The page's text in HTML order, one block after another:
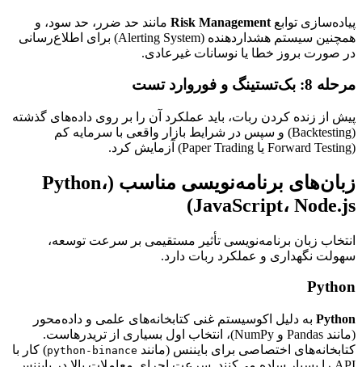
پیاده‌سازی توابع Risk Management مانند حد ضرر، حد سود، و
همچنین سیستم هشداردهنده (Alerting System) برای اطلاع‌رسانی
در صورت بروز خطا یا نوسانات غیرعادی.
مرحله 8: بک‌تستینگ و فوروارد تست
پیش از زنده کردن ربات، باید عملکرد آن را بر روی داده‌های گذشته
(Backtesting) و سپس در شرایط بازار واقعی با سرمایه کم
(Forward Testing یا Paper Trading) آزمایش کرد.
زبان‌های برنامه‌نویسی مناسب (Python،
JavaScript، Node.js)
انتخاب زبان برنامه‌نویسی تأثیر مستقیمی بر سرعت توسعه،
سهولت نگهداری و عملکرد ربات دارد.
Python
Python به دلیل اکوسیستم غنی کتابخانه‌های علمی و داده‌محور
(مانند Pandas و NumPy)، انتخاب اول بسیاری از تریدرهاست.
کتابخانه‌های اختصاصی برای بایننس (مانند python-binance) کار با